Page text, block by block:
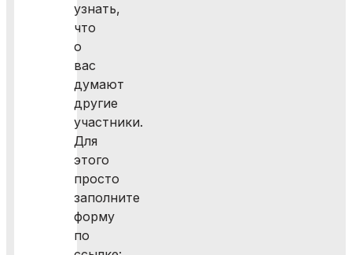
узнать,
что
о
вас
думают
другие
участники.
Для
этого
просто
заполните
форму
по